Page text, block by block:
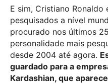
E sim, Cristiano
pesquisados a nível
procurado nos últimos
personalidade mais
desde 2004 até agora.
guardado para a
Kardashian, que